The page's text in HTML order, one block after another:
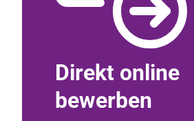
Direkt online
bewerben